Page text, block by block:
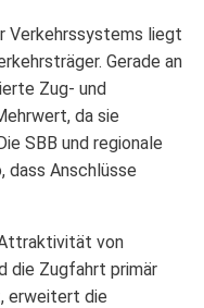
Verkehrssystems liegt
Gerade an
Zug- und
da sie
SBB und regionale
dass Anschlüsse
von
die Zugfahrt primär
erweitert die